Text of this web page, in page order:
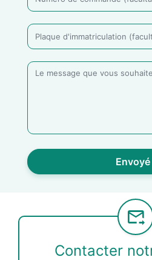
Envoyé
Contacter